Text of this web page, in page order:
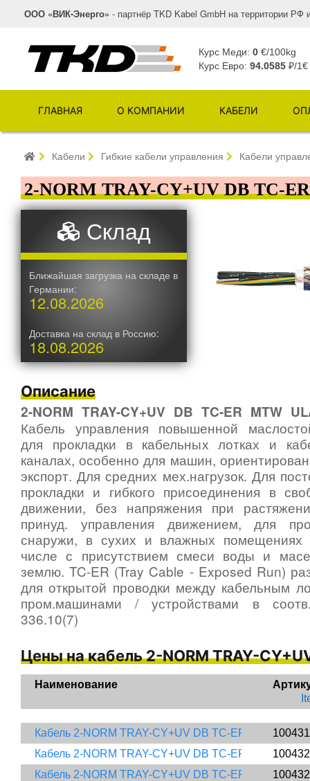
ООО «ВИК-Энерго» - партнёр TKD Kabel GmbH на территории РФ
Курс Меди: 0 €/100kg
Курс Евро: 94.0585 ₽/1€
ГЛАВНАЯ О КОМПАНИИ КАБЕЛИ
Кабели Гибкие кабели управления Кабели
2-NORM TRAY-CY+UV DB TC-
Склад
Ближайшая загрузка на складе в
Германии:
12.08.2026
Доставка на склад в Россию:
18.08.2026
Описание
2-NORM TRAY-CY+UV DB TC-ER MTW
Кабель управления повышенной
для прокладки в кабельных лотках и
каналах, особенно для машин,
экспорт. Для средних мех.нагрузок. Для
прокладки и гибкого присоединения в
движении, без напряжения при
принуд. управления движением, для
снаружи, в сухих и влажных
числе с присутствием смеси воды и
землю. TC-ER (Tray Cable - Exposed Run)
для открытой проводки между кабельным
пром.машинами / устройствами в
336.10(7)
Цены на кабель 2-NORM TRAY-
Наименование
Кабель 2-NORM TRAY-CY+UV DB TC-ER MTW UL/
Кабель 2-NORM TRAY-CY+UV DB TC-ER MTW UL/
Кабель 2-NORM TRAY-CY+UV DB TC-ER MTW UL/